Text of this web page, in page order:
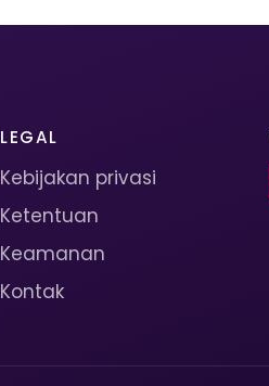
LEGAL
Kebijakan privasi
Ketentuan
Keamanan
Kontak